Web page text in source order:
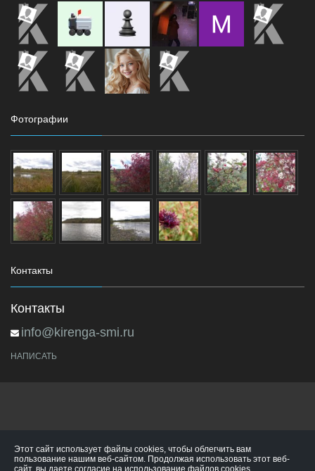
Фотографии
Контакты
Контакты
info@kirenga-smi.ru
НАПИСАТЬ
Этот сайт использует файлы cookies, чтобы облегчить вам
пользование нашим веб-сайтом. Продолжая использовать этот веб-
сайт, вы даете согласие на использование файлов cookies.